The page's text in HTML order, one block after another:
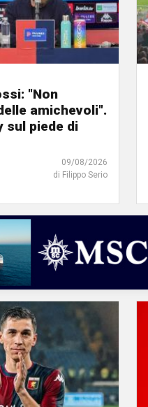
"Non
amichevoli".
sul piede di
09/08/2026
di Filippo Serio